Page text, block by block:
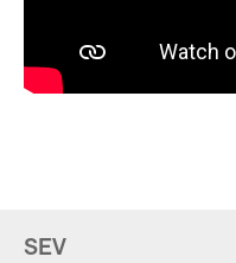
SEV